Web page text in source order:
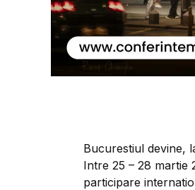
Bucurestiul devine,
Intre 25 – 28 martie
participare